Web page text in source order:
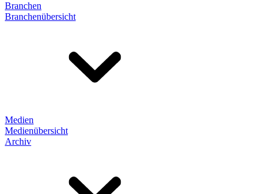
Branchen
Branchenübersicht
Medien
Medienübersicht
Archiv